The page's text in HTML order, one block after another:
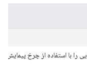
را با استفاده از چرخ پیمایش